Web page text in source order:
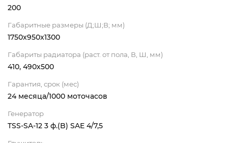
200
Габаритные размеры (Д;Ш;В; мм)
1750x950x1300
Габариты радиатора (раст. от пола, В, Ш, мм)
410, 490х500
Гарантия, срок (мес)
24 месяца/1000 моточасов
Генератор
TSS-SA-12 3 ф.(B) SAE 4/7,5